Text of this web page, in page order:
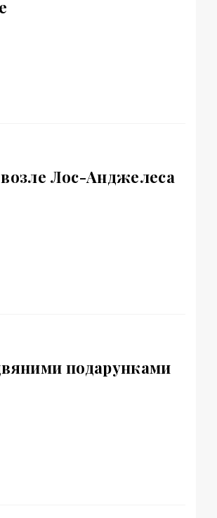
Лос-Анджелеса
подарунками